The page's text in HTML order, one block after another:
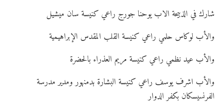
شارك في الذبيحة الاب يوحنا جورج راعي كنيسة سان ميشيل
والأب لوكاس حلمي راعي كنيسة القلب المقدس الإبراهيمية
والأب عيد نظمي راعي كنيسة مريم العذراء بالحضرة
والأب اشرف يوسف راعي كنيسة البشارة بدمنهور ومدير مدرسة
الفرنسيسكان بكفر الدوار